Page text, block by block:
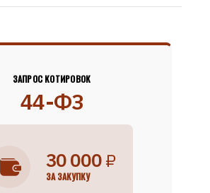
ЗАПРОС КОТИРОВОК
44-ФЗ
30 000₽
ЗА ЗАКУПКУ